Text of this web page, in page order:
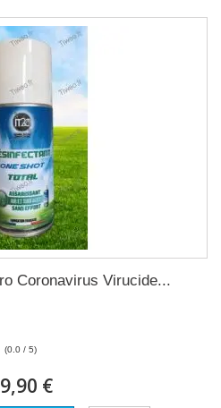
Coronavirus Virucide...
(0.0 / 5)
€